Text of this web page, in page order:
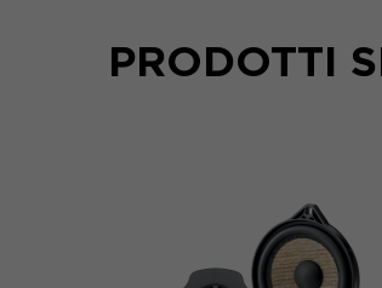
PRODOTTI